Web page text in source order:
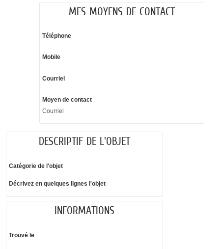
MES MOYENS DE CONTACT
Téléphone
Mobile
Courriel
Moyen de contact
Courriel
DESCRIPTIF DE L'OBJET
Catégorie de l'objet
Décrivez en quelques lignes l'objet
INFORMATIONS
Trouvé le